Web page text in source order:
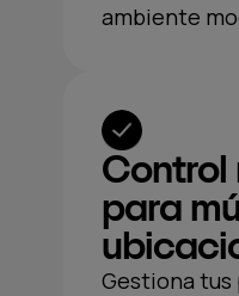
ambiente
Control
para
Gestiona tus